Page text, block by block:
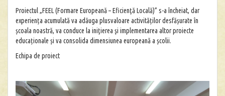
Proiectul „FEEL (Formare Europeană – Eficienţă Locală)” s-a încheiat, dar
experiența acumulată va adăuga plusvaloare activităților desfășurate în
școala noastră, va conduce la iniţierea şi implementarea altor proiecte
educaționale și va consolida dimensiunea europeană a școlii.
Echipa de proiect